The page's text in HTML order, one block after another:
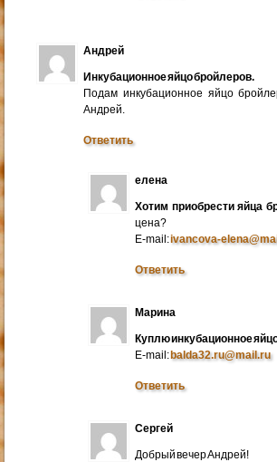
Андрей
Инкубационное яйцо бройлеров.
Подам инкубационное яйцо
Андрей.
Ответить
елена
Хотим приобрести яйца
цена?
E-mail:ivancova-
Ответить
Марина
Куплю инкубационное
E-mail:balda32.ru@mail.ru
Ответить
Сергей
Добрый вечер Андрей!